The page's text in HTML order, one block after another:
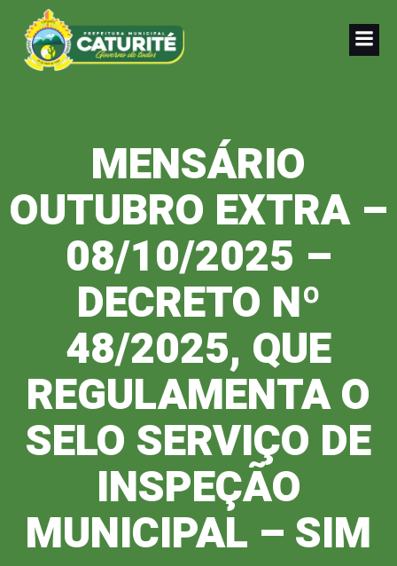
MENSÁRIO
OUTUBRO EXTRA –
08/10/2025 –
DECRETO Nº
48/2025, QUE
REGULAMENTA O
SELO SERVIÇO DE
INSPEÇÃO
MUNICIPAL – SIM